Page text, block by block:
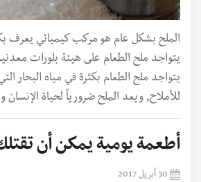
الملح بشكل عام هو مركب كيميائي يعرف
يتواجد ملح الطعام على هيئة بلورات
يتواجد ملح الطعام بكثرة في مياه البحار
للأملاح, ويعد الملح ضرورياً لحياة الإنسان
أطعمة يومية يمكن أن
30 أبريل 2017